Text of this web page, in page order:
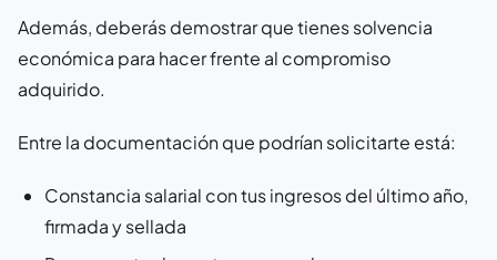
Además, deberás demostrar que tienes solvencia
económica para hacer frente al compromiso
adquirido.
Entre la documentación que podrían solicitarte está:
Constancia salarial con tus ingresos del último año,
firmada y sellada